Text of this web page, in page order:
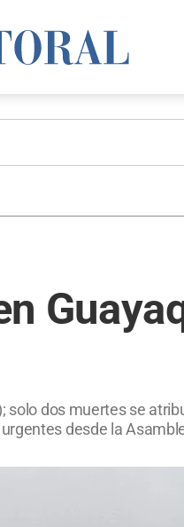
dos muertes se
desde la